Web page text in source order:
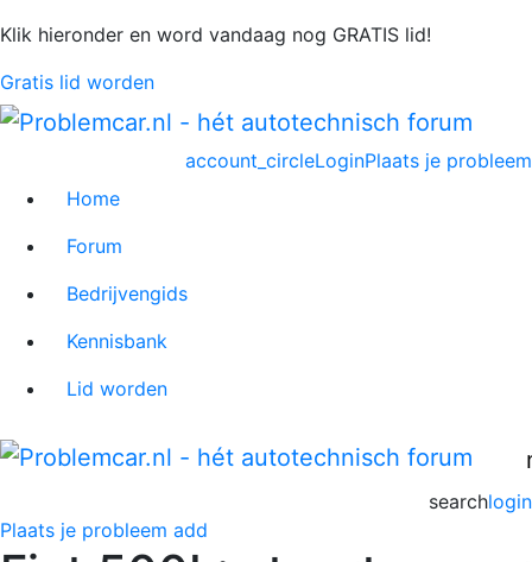
Klik hieronder en word vandaag nog GRATIS lid!
Gratis lid worden
Plaats je probleem
account_circleLogin
Home
Forum
Bedrijvengids
Kennisbank
Lid worden
login
search
Plaats je probleem add